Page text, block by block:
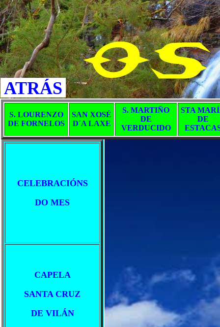
CELEBRACIÓNS
DO MES
CAPELA
SANTA CRUZ
DE VILÁN
ATRÁS
S. LOURENZO
DE FORNELOS
SAN XOSÉ
D´A LAXE
S. MARTIÑO
DE
VERDUCIDO
STA
DE